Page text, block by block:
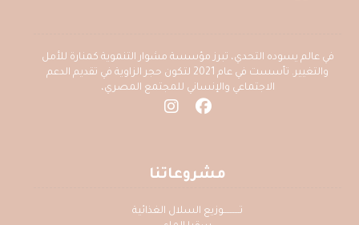
في عالم يسوده التحدي، تبرز مؤسسة مشوار التنموية كمنارة للأمل
والتغيير. تأسست في عام 2021 لتكون حجر الزاوية في تقديم الدعم
الاجتماعي والإنساني للمجتمع المصري،
مشروعاتنا
تــــــــــوزيع السلال الغذائية